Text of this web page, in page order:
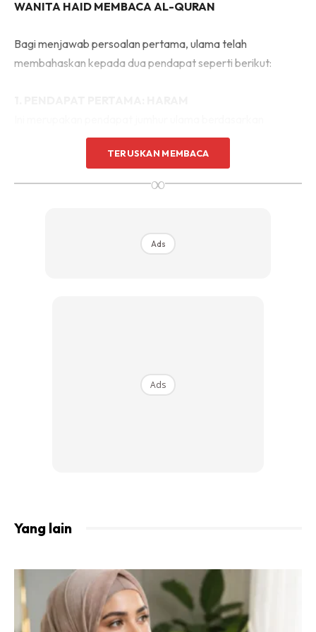
WANITA HAID MEMBACA AL-QURAN
Bagi menjawab persoalan pertama, ulama telah
membahaskan kepada dua pendapat seperti berikut:
kepada hadis yang diriwayatkan oleh Abdullah bin Umar,
Rasulullah SAW bersabda:
“Tidak dibolehkan wanita dalam haid dan
yang berjunub membaca walau sedikit daripada al-
Hal ini berdasarkan kepada hujah Imam Malik terhadap
قَوْلُ النَّبِيُّ صَلَّى اللهُ عَلَيْهِ وَسَلَّم لِلسَّيِّدَةِ عَائِشَةَ رَضِيَ اللهَ عَنْهَا لَمَّا
حَاضَتْ فِى حُجَّةِ الْوَدَاعِ “افْعَلِي مَا يَفْعَلُ الْحَاجُّ غَيْرَ أَنْ لَا تَطُوفِي
بِالْبَيْتِ حَتَّى تَطْهُرِي” اَلْبُخَارِي،
TERUSKAN MEMBACA
∞
Ads
Ads
Yang lain